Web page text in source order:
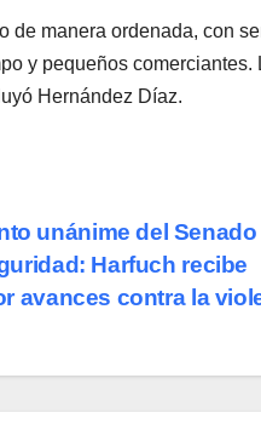
de manera ordenada, con
y pequeños
Hernández Díaz.
unánime del Senado
Harfuch recibe
avances contra la